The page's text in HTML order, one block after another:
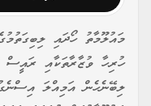
މައުލޫމާތު ހޯދައި
ހުރިހާ ވުޒާރާތަކާއި ރައީސް
ލިބޭނެހެން އަމިއްލަ